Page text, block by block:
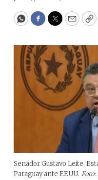
WhatsApp
Facebook
Twitter
Email
Senador Gustavo Leite.
Paraguay ante EEUU.